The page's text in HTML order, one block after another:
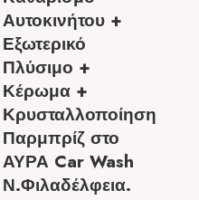
Αυτοκινήτου +
Εξωτερικό
Πλύσιμο +
Κέρωμα +
Κρυσταλλοποίηση
Παρμπρίζ στο
ΑΥΡΑ Car Wash
Ν.Φιλαδέλφεια.